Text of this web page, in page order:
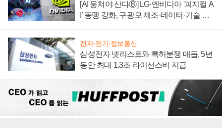
[AI 뭉쳐야 산다⑧] LG·엔비디아 '피지컬 A
I' 동맹 강화, 구광모 제조·데이터·기술 결
전자·전기·정보통신
삼성전자 넷리스트와 특허분쟁 매듭, 5년
동안 최대 1.3조 라이선스비 지급